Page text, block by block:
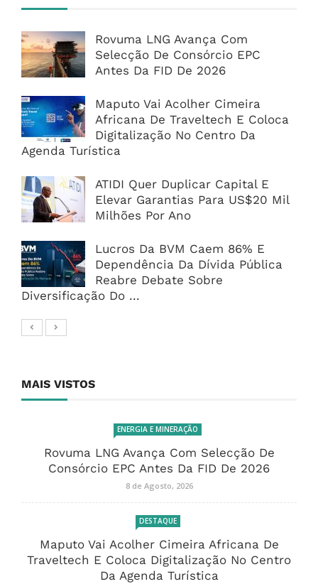
Rovuma LNG Avança Com
Selecção De Consórcio EPC
Antes Da FID De 2026
Maputo Vai Acolher Cimeira
Africana De Traveltech E Coloca
Digitalização No Centro Da
Agenda Turística
ATIDI Quer Duplicar Capital E
Elevar Garantias Para US$20 Mil
Milhões Por Ano
Lucros Da BVM Caem 86% E
Dependência Da Dívida Pública
Reabre Debate Sobre
Diversificação Do ...
MAIS VISTOS
ENERGIA E MINERAÇÃO
Rovuma LNG Avança Com Selecção De
Consórcio EPC Antes Da FID De 2026
8 de Agosto, 2026
DESTAQUE
Maputo Vai Acolher Cimeira Africana De
Traveltech E Coloca Digitalização No Centro
Da Agenda Turística